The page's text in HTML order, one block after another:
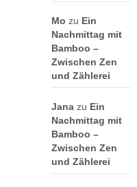
Mo zu Ein
Nachmittag mit
Bamboo –
Zwischen Zen
und Zählerei
Janazu Ein
Nachmittag mit
Bamboo –
Zwischen Zen
und Zählerei